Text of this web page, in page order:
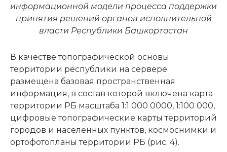
информационной модели процесса поддержки
принятия решений органов исполнительной
власти Республики Башкортостан
В качестве топографической основы
территории республики на сервере
размещена базовая пространственная
информация, в состав которой включена карта
территории РБ масштаба 1:1 000 0000, 1:100 000,
цифровые топографические карты территорий
городов и населенных пунктов, космоснимки и
ортофотопланы территории РБ (рис. 4).